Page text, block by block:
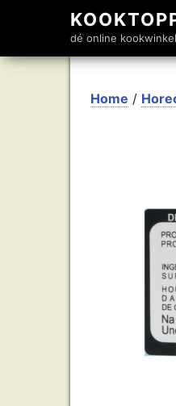
dé online kookwinkel
Home /